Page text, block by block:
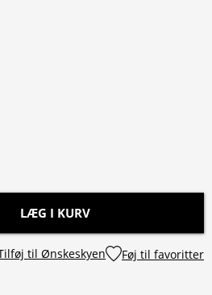
LÆG I KURV
til Ønskeskyen Føj til favoritter